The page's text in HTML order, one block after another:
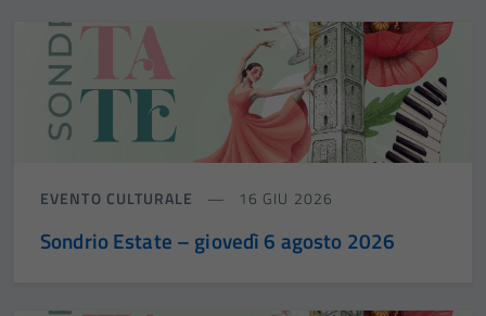
EVENTO CULTURALE 16 GIU 2026
Sondrio Estate – giovedì 6 agosto 2026